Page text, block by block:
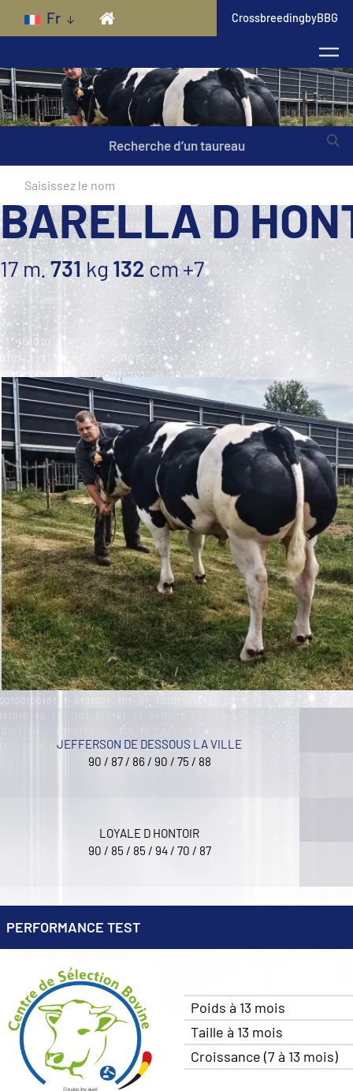
Skip to main content
Fr CrossbreedingbyBBG
Recherche d’un taureau
BARELLA D
17 m.731 kg 132 cm+7
JEFFERSON DE DESSOUS LA VILLE
90 / 87 / 86 / 90 / 75 / 88
LOYALE D HONTOIR
90 / 85 / 85 / 94 / 70 / 87
PERFORMANCE TEST
Poids à 13 mois
Taille à 13 mois
Croissance (7 à 13 mois)